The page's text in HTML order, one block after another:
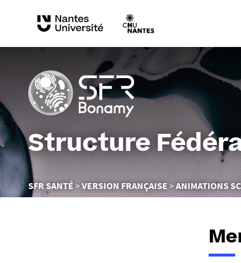
Structure
Vous
êtes
SFR SANTÉ VERSION FRANÇAISE ANIMATIONS